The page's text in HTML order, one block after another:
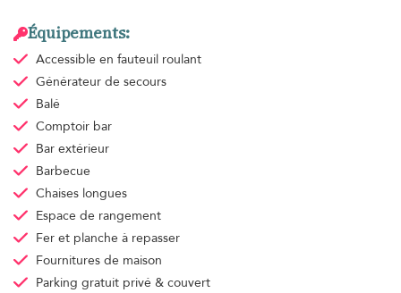
Équipements:
Accessible en fauteuil roulant
Générateur de secours
Balé
Comptoir bar
Bar extérieur
Barbecue
Chaises longues
Espace de rangement
Fer et planche à repasser
Fournitures de maison
Parking gratuit privé & couvert